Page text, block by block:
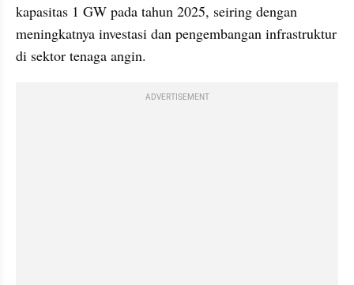
kapasitas 1 GW pada tahun 2025, seiring dengan
meningkatnya investasi dan pengembangan infrastruktur
di sektor tenaga angin.
ADVERTISEMENT